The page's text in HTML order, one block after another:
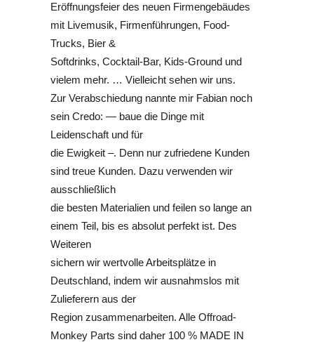
Eröffnungsfeier des neuen Firmengebäudes
mit Livemusik, Firmenführungen, Food-
Trucks, Bier &
Softdrinks, Cocktail-Bar, Kids-Ground und
vielem mehr. … Vielleicht sehen wir uns.
Zur Verabschiedung nannte mir Fabian noch
sein Credo: — baue die Dinge mit
Leidenschaft und für
die Ewigkeit –. Denn nur zufriedene Kunden
sind treue Kunden. Dazu verwenden wir
ausschließlich
die besten Materialien und feilen so lange an
einem Teil, bis es absolut perfekt ist. Des
Weiteren
sichern wir wertvolle Arbeitsplätze in
Deutschland, indem wir ausnahmslos mit
Zulieferern aus der
Region zusammenarbeiten. Alle Offroad-
Monkey Parts sind daher 100 % MADE IN